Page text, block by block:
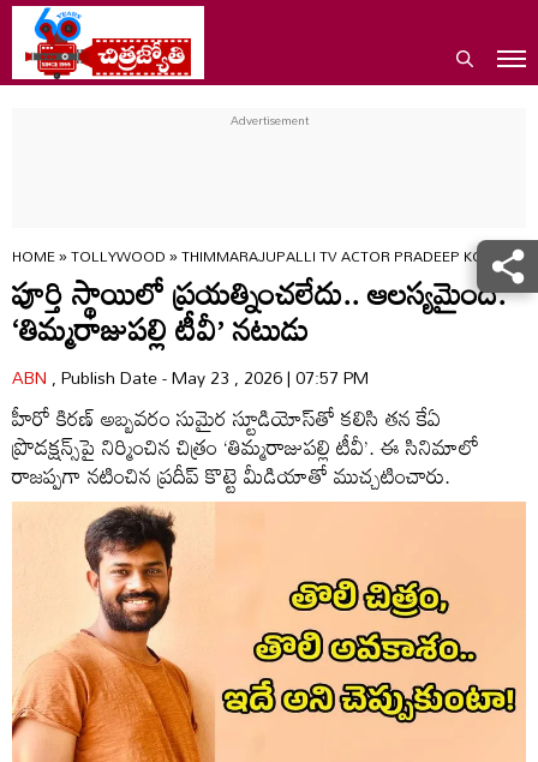
HOME»TOLLYWOOD»THIMMARAJUPALLI TV ACTOR PRADEEP KOTTE
పూర్తి స్థాయిలో ప్రయత్నించలేదు.. ఆలస్యమైంది:
‘తిమ్మరాజుపల్లి టీవీ’ నటుడు
ABN, Publish Date - May 23 , 2026 | 07:57 PM
హీరో కిరణ్ అబ్బవరం సుమైర స్టూడియోస్‌తో కలిసి తన కేఏ
ప్రొడక్షన్స్‌పై నిర్మించిన చిత్రం ‘తిమ్మరాజుపల్లి టీవీ’. ఈ సినిమాలో
రాజప్పగా నటించిన ప్రదీప్ కొట్టె మీడియాతో ముచ్చటించారు.